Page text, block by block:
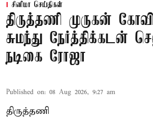
சினிமா செய்திகள்
திருத்தணி முருகன்
சுமந்து நேர்த்திக்கடன்
நடிகை ரோஜா
Published on: 08 Aug 2026, 9:27 am
திருத்தணி